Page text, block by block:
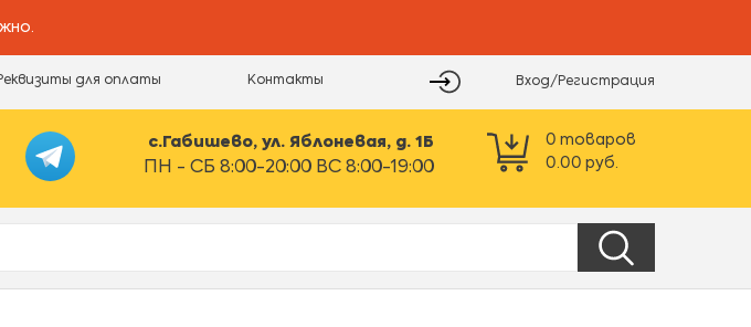
для оплаты Контакты Вход/Регистрация
с.Габишево, ул. Яблоневая, д. 1Б
ПН - СБ 8:00-20:00 ВС 8:00-19:00
0 товаров
0.00 руб.